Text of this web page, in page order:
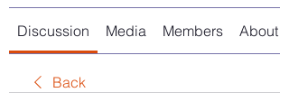
Discussion Media Members About
Back